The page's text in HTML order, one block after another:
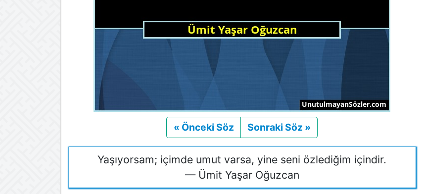
« Önceki Söz Önceki
Sonraki Söz »
Yaşıyorsam; içimde umut varsa, yine seni özlediğim içindir.
— Ümit Yaşar Oğuzcan